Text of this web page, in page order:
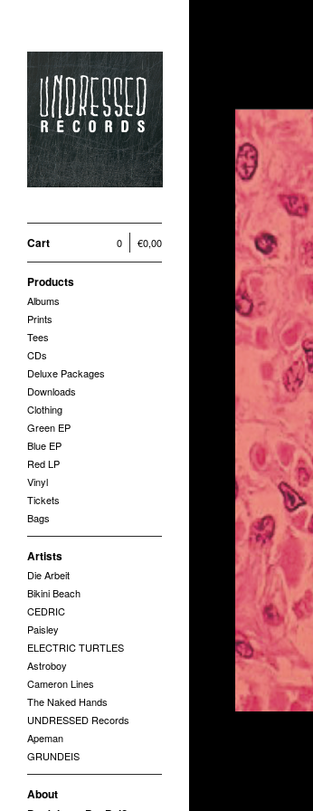
Cart 0,00
€
0
Products
Albums
Prints
Tees
CDs
Deluxe Packages
Downloads
Clothing
Green EP
Blue EP
Red LP
Vinyl
Tickets
Bags
Artists
Die Arbeit
Bikini Beach
CEDRIC
Paisley
ELECTRIC TURTLES
Astroboy
Cameron Lines
The Naked Hands
UNDRESSED Records
Apeman
GRUNDEIS
About